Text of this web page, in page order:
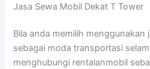
Jasa Sewa Mobil Dekat T Tower
Bila anda memilih menggunakan
sebagai moda transportasi
menghubungi rentalanmobil